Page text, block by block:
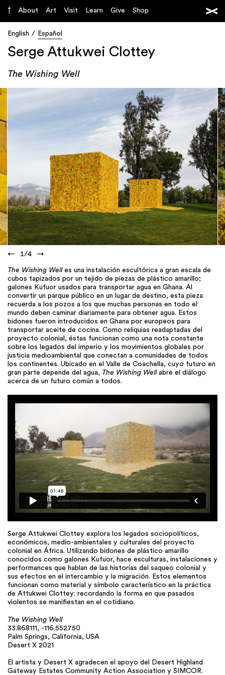
About Art Visit Learn Give Shop
English Español
Serge Attukwei Clottey
The Wishing Well
← 1/4 →
The Wishing Welles una instalación escultórica a gran escala de
cubos tapizados por un tejido de piezas de plástico amarillo;
galones Kufuor usados para transportar agua en Ghana. Al
convertir un parque público en un lugar de destino, esta pieza
recuerda a los pozos a los que muchas personas en todo el
mundo deben caminar diariamente para obtener agua. Estos
bidones fueron introducidos en Ghana por europeos para
transportar aceite de cocina. Como reliquias readaptadas del
proyecto colonial, éstas funcionan como una nota constante
sobre los legados del imperio y los movimientos globales por
justicia medioambiental que conectan a comunidades de todos
los continentes. Ubicado en el Valle de Coachella, cuyo futuro en
gran parte depende del agua, The Wishing Wellabre el diálogo
acerca de un futuro común a todos.
Serge Attukwei Clottey explora los legados sociopolíticos,
económicos, medio-ambientales y culturales del proyecto
colonial en África. Utilizando bidones de plástico amarillo
conocidos como galones Kufuor, hace esculturas, instalaciones y
performances que hablan de las historias del saqueo colonial y
sus efectos en el intercambio y la migración. Estos elementos
funcionan como material y símbolo característico en la práctica
de Attukwei Clottey: recordando la forma en que pasados
violentos se manifiestan en el cotidiano.
The Wishing Well
33.868111, -116.552750
Palm Springs, California, USA
Desert X 2021
El artista y Desert X agradecen el apoyo del Desert Highland
Gateway Estates Community Action Association y SIMCOR.